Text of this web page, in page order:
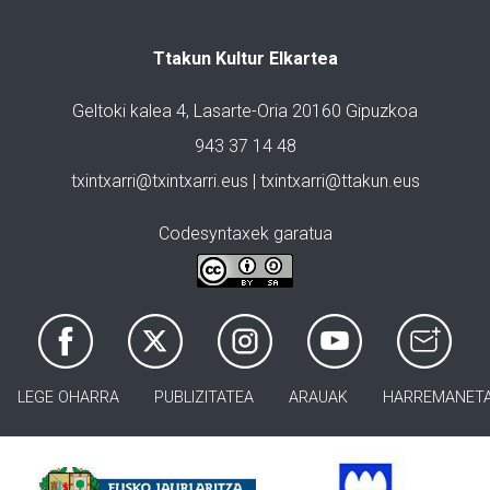
Ttakun Kultur Elkartea
Geltoki kalea 4, Lasarte-Oria 20160 Gipuzkoa
943 37 14 48
txintxarri@txintxarri.eus | txintxarri@ttakun.eus
Codesyntaxek garatua
LEGE OHARRA PUBLIZITATEA ARAUAK